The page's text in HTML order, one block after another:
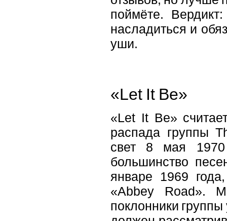
поймёте.
насладиться и
уши.
«Let It Be»
«Let It Be»
распада группы
свет 8 мая
большинство
январе 1969
«Abbey Road».
поклонники